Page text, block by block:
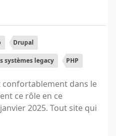
Drupal
systèmes legacy PHP
dans le
ce rôle en ce
2025. Tout site qui